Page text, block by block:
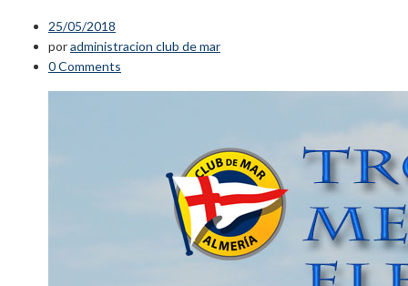
25/05/2018
poradministracion club de mar
0 Comments